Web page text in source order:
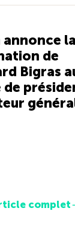
annonce la
de
Bigras
de
complet